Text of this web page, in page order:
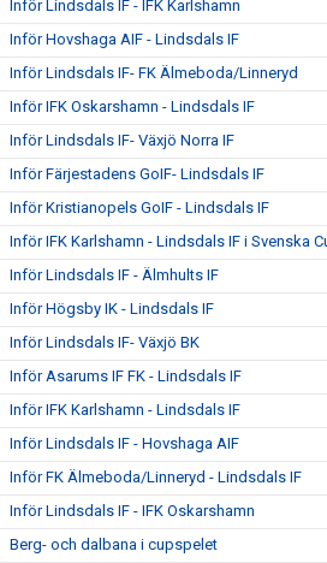
Inför Lindsdals IF - IFK Karlshamn
Inför Hovshaga AIF - Lindsdals IF
Inför Lindsdals IF- FK Älmeboda/Linneryd
Inför IFK Oskarshamn - Lindsdals IF
Inför Lindsdals IF- Växjö Norra IF
Inför Färjestadens GoIF- Lindsdals IF
Inför Kristianopels GoIF - Lindsdals IF
Inför IFK Karlshamn - Lindsdals IF i Svenska
Inför Lindsdals IF - Älmhults IF
Inför Högsby IK - Lindsdals IF
Inför Lindsdals IF- Växjö BK
Inför Asarums IF FK - Lindsdals IF
Inför IFK Karlshamn - Lindsdals IF
Inför Lindsdals IF - Hovshaga AIF
Inför FK Älmeboda/Linneryd - Lindsdals IF
Inför Lindsdals IF - IFK Oskarshamn
Berg- och dalbana i cupspelet